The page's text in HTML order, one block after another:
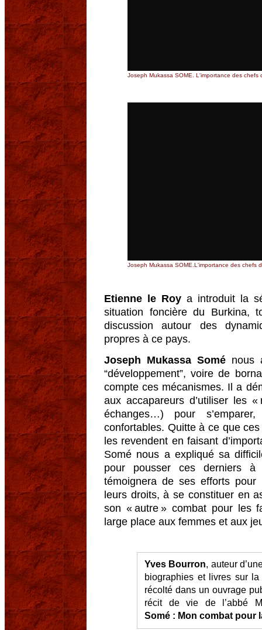
Joseph Mukassa SOME. L'importance des chefs
Joseph Mukassa SOME.L'importance des chefs
Etienne le Roy a introduit la
situation foncière du Burkina,
discussion autour des
propres à ce pays.
Joseph Mukassa Soménous
“développement”, voire de
compte ces mécanismes. Il a
aux accapareurs d’utiliser les «
échanges…) pour
confortables. Quitte à ce que
les revendent en faisant
Somé nous a expliqué sa
pour pousser ces derniers à
témoignera de ses efforts pour
leurs droits, à se constituer en
son « autre » combat pour les
large place aux femmes et aux
Yves Bourron, auteur
biographies et livres sur
récolté dans un ouvrage
récit de vie de l’abbé
Somé : Mon combat pour